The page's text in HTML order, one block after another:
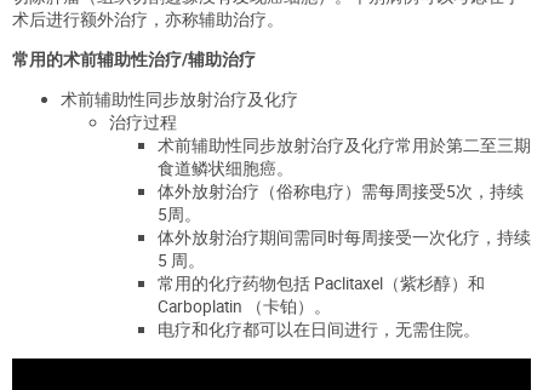
术后进行额外治疗，亦称辅助治疗。
常用的术前辅助性治疗/辅助治疗
术前辅助性同步放射治疗及化疗
治疗过程
术前辅助性同步放射治疗及化疗常用於第二至三期
食道鳞状细胞癌。
体外放射治疗（俗称电疗）需每周接受5次，持续
5周。
体外放射治疗期间需同时每周接受一次化疗，持续
5 周。
常用的化疗药物包括 Paclitaxel（紫杉醇）和
Carboplatin （卡铂）。
电疗和化疗都可以在日间进行，无需住院。